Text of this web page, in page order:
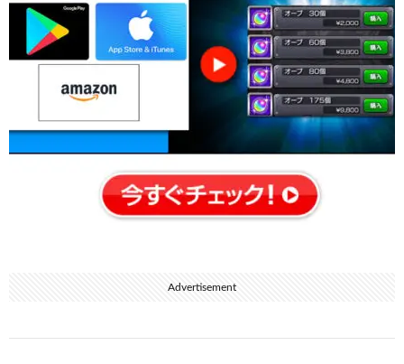
Advertisement